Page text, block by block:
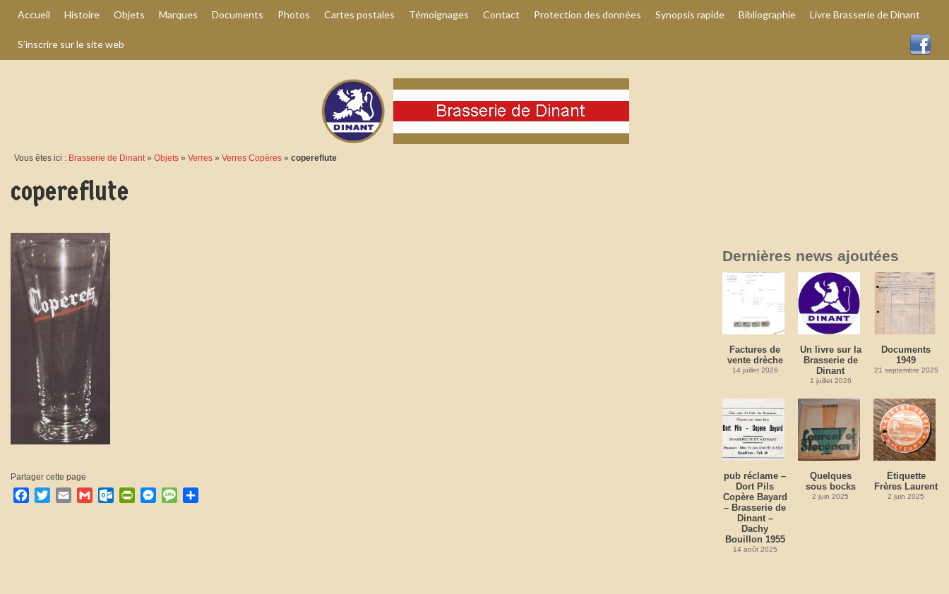
Accueil Histoire Objets Marques Documents Photos Cartes postales Témoignages Contact Protection des données Synopsis rapide Bibliographie Livre Brasserie de Dinant
S’inscrire sur le site web
Vous êtes ici : Brasserie de Dinant» Objets » Verres » Verres Copères » copereflute
copereflute
Partager cette page
Facebook
TwitterEmail GmailOutlook.com
PrintFriendly
Messenger
Message
Dernières news ajoutées
Factures de
vente drèche
14 juillet 2026
Un livre sur la
Brasserie de
Dinant
1 juillet 2026
Documents
1949
21 septembre 2025
pub réclame –
Dort Pils
Copère Bayard
– Brasserie de
Dinant –
Dachy
Bouillon 1955
14 août 2025
Quelques
sous bocks
2 juin 2025
Étiquette
Frères Laurent
2 juin 2025